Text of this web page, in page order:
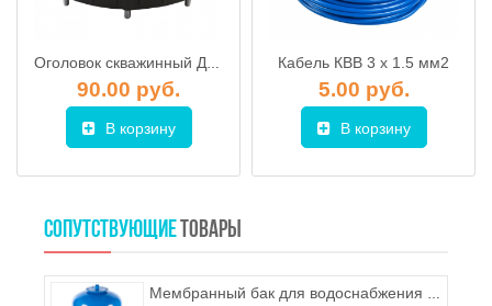
Оголовок скважинный Джилекс ОСП 90-110/25
90.00 руб.
В корзину
Кабель КВВ 3 x 1.5 мм2
5.00 руб.
В корзину
СОПУТСТВУЮЩИЕ ТОВАРЫ
Мембранный бак для водоснабжения Wester WAV 200 (вертикальный)